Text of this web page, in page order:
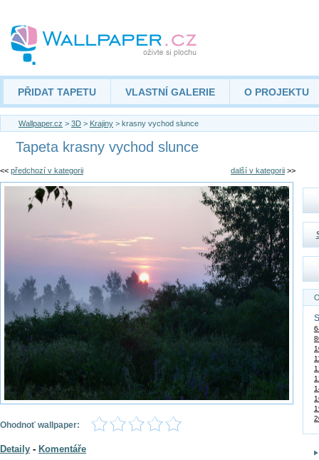
PŘIDAT TAPETU VLASTNÍ GALERIE O PROJEKTU
Wallpaper.cz > 3D > Krajiny > krasny vychod slunce
Tapeta krasny vychod slunce
<< předchozí v kategorii další v kategorii >>
Ohodnoť wallpaper:
Detaily - Komentáře